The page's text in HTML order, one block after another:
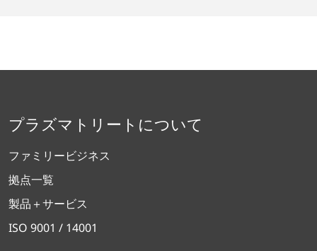
プラズマトリートについて
ファミリービジネス
拠点一覧
製品＋サービス
ISO 9001 / 14001